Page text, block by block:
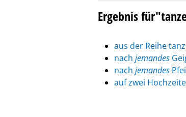
Ergebnis
aus der Reihe
nach jemandes
nach jemandes
auf zwei